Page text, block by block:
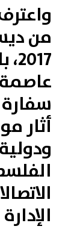
من
عاصمة
سفارة
أثار